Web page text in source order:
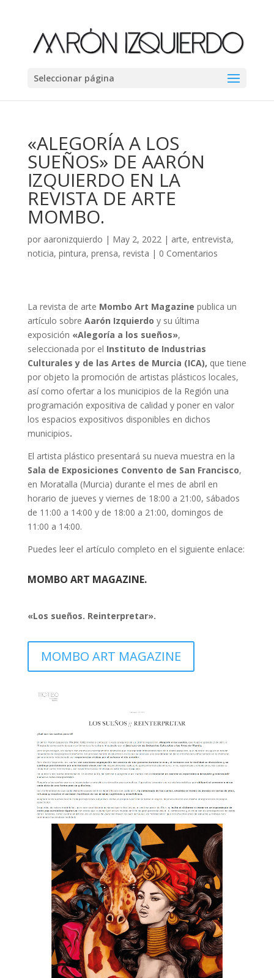
Seleccionar página
«ALEGORÍA A LOS
SUEÑOS» DE AARÓN
IZQUIERDO EN LA
REVISTA DE ARTE
MOMBO.
por aaronizquierdo | May 2, 2022| arte, entrevista,
noticia, pintura, prensa, revista | 0 Comentarios
La revista de arte Mombo Art Magazine publica un
artículo sobre Aarón Izquierdo y su última
exposición «Alegoría a los sueños»,
seleccionada por el Instituto de Industrias
Culturales y de las Artes de Murcia (ICA), que tiene
por objeto la promoción de artistas plásticos locales,
así como ofertar a los municipios de la Región una
programación expositiva de calidad y poner en valor
los espacios expositivos disponibles en dichos
municipios.
El artista plástico presentará su nueva muestra en la
Sala de Exposiciones Convento de San Francisco,
en Moratalla (Murcia) durante el mes de abril en
horario de jueves y viernes de 18:00 a 21:00, sábados
de 11:00 a 14:00 y de 18:00 a 21:00, domingos de
11:00 a 14:00.
Puedes leer el artículo completo en el siguiente enlace:
MOMBO ART MAGAZINE.
«Los sueños. Reinterpretar».
MOMBO ART MAGAZINE